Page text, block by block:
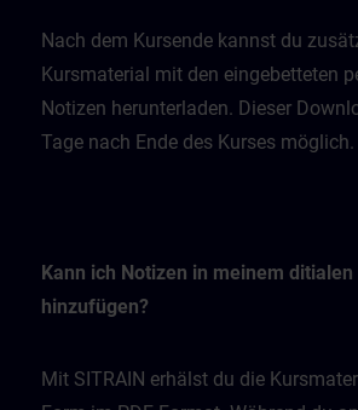
Nach dem Kursende kannst du
Kursmaterial mit den eingebetteten
Notizen herunterladen. Dieser
Tage nach Ende des Kurses möglich.
Kann ich Notizen in meinem
hinzufügen?
Mit SITRAIN erhälst du die